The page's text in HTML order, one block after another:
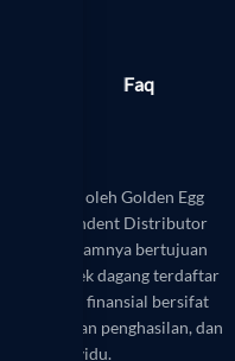
Faq
mandiri oleh Golden Egg
Independent Distributor
di dalamnya bertujuan
merek dagang terdaftar
potensi finansial bersifat
jaminan penghasilan, dan
setiap individu.